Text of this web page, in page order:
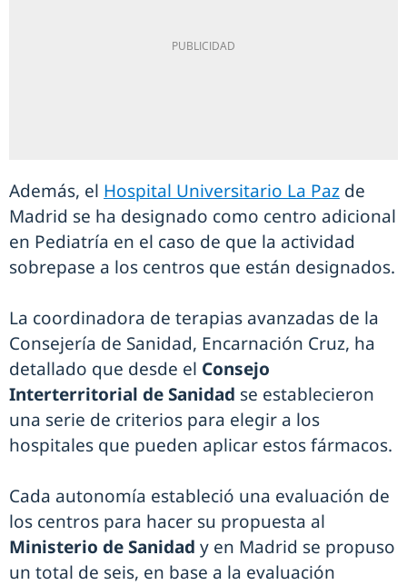
Además, el Hospital Universitario La Paz de
Madrid se ha designado como centro adicional
en Pediatría en el caso de que la actividad
sobrepase a los centros que están designados.
La coordinadora de terapias avanzadas de la
Consejería de Sanidad, Encarnación Cruz, ha
detallado que desde el Consejo
Interterritorial de Sanidad se establecieron
una serie de criterios para elegir a los
hospitales que pueden aplicar estos fármacos.
Cada autonomía estableció una evaluación de
los centros para hacer su propuesta al
Ministerio de Sanidad y en Madrid se propuso
un total de seis, en base a la evaluación